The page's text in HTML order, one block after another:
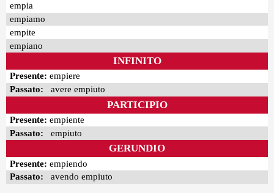
empia
empiamo
empite
empiano
INFINITO
Presente: empiere
Passato: avere empiuto
PARTICIPIO
Presente: empiente
Passato: empiuto
GERUNDIO
Presente: empiendo
Passato: avendo empiuto